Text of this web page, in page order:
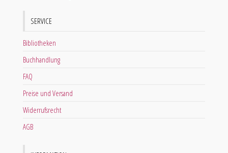
SERVICE
Bibliotheken
Buchhandlung
FAQ
Preise und Versand
Widerrufsrecht
AGB